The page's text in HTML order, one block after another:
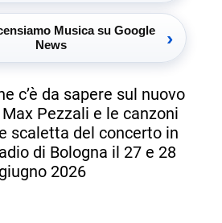
Musica su Google
News
›
c’è da sapere sul nuovo
Pezzali e le canzoni
scaletta del concerto in
di Bologna il 27 e 28
giugno 2026